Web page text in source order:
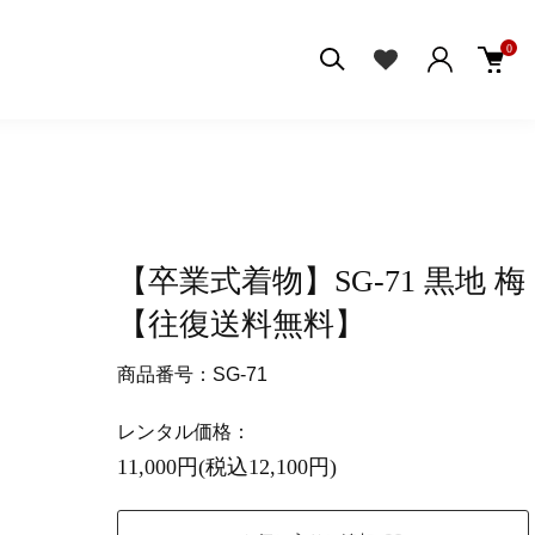
0
【卒業式着物】SG-71 黒地 梅
【往復送料無料】
商品番号：SG-71
レンタル価格：
11,000円(税込12,100円)